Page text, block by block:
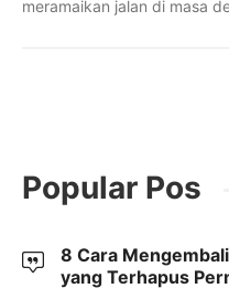
meramaikan jalan di masa
Popular Pos
8 Cara
yang Terhapus